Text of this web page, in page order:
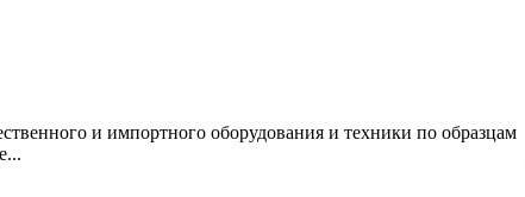
и импортного оборудования и техники по образцам